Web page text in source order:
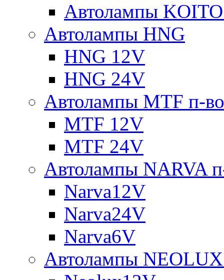
Автолампы
Автолампы HNG
HNG 12V
HNG 24V
Автолампы MTF п-
MTF 12V
MTF 24V
Автолампы NARVA
Narva12V
Narva24V
Narva6V
Автолампы